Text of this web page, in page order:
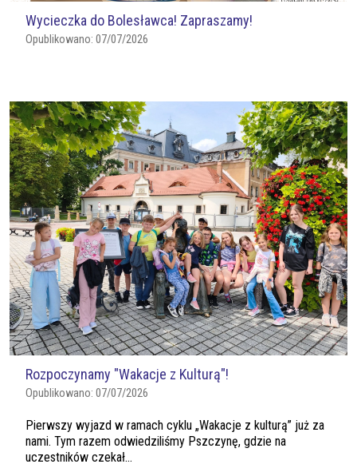
Wycieczka do Bolesławca! Zapraszamy!
Opublikowano: 07/07/2026
Rozpoczynamy "Wakacje z Kulturą"!
Opublikowano: 07/07/2026
Pierwszy wyjazd w ramach cyklu „Wakacje z kulturą” już za
nami. Tym razem odwiedziliśmy Pszczynę, gdzie na
uczestników czekał...